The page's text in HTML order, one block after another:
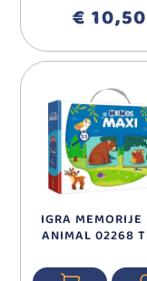
€ 10,50
IGRA MEMORIJE
ANIMAL 02268